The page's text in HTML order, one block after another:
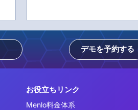
デモを予約する
お役立ちリンク
Menlo料金体系